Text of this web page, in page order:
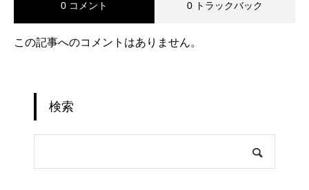
0 コメント 0 トラックバック
この記事へのコメントはありません。
検索